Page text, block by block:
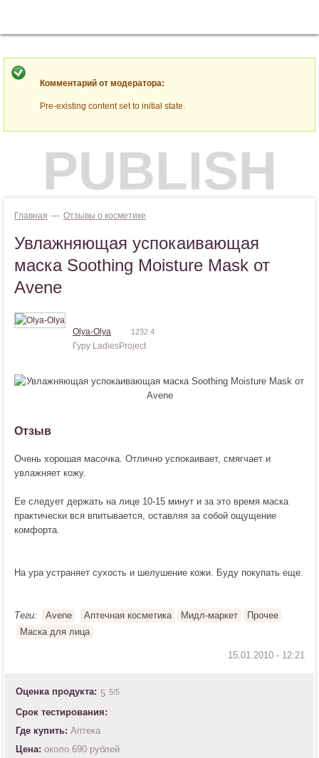
Комментарий от модератора:
Pre-existing content set to initial state.
PUBLISH
Главная — Отзывы о косметике
Увлажняющая успокаивающая
маска Soothing Moisture Mask от
Avene
Olya-Olya 1232.4
Гуру LadiesProject
Отзыв
Очень хорошая масочка. Отлично успокаивает, смягчает и
увлажняет кожу.
Ее следует держать на лице 10-15 минут и за это время маска
практически вся впитывается, оставляя за собой ощущение
комфорта.
На ура устраняет сухость и шелушение кожи. Буду покупать еще.
Теги: Avene Аптечная косметика Мидл-маркет
Прочее
Маска для лица
Оценка продукта: 5 5/5
Срок тестирования:
Где купить: Аптека
Цена: около 690 рублей